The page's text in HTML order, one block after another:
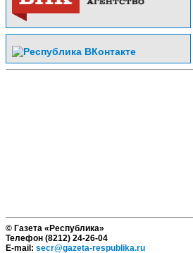
© Газета «Республика»
Телефон (8212) 24-26-04
E-mail: secr@gazeta-respublika.ru